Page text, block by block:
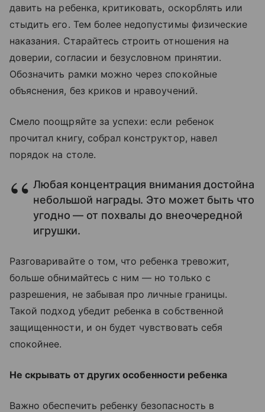
давить на ребенка, критиковать, оскорблять или
стыдить его. Тем более недопустимы физические
наказания. Старайтесь строить отношения на
доверии, согласии и безусловном принятии.
Обозначить рамки можно через спокойные
объяснения, без криков и нравоучений.
Смело поощряйте за успехи: если ребенок
прочитал книгу, собрал конструктор, навел
порядок на столе.
Любая концентрация внимания достойна
небольшой награды. Это может быть что
угодно — от похвалы до внеочередной
игрушки.
Разговаривайте о том, что ребенка тревожит,
больше обнимайтесь с ним — но только с
разрешения, не забывая про личные границы.
Такой подход убедит ребенка в собственной
защищенности, и он будет чувствовать себя
спокойнее.
Не скрывать от других особенности ребенка
Важно обеспечить ребенку безопасность в